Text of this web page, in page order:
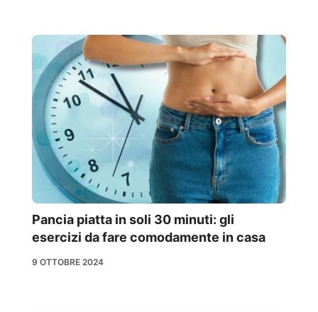
Pancia piatta in soli 30 minuti: gli
esercizi da fare comodamente in casa
9 OTTOBRE 2024